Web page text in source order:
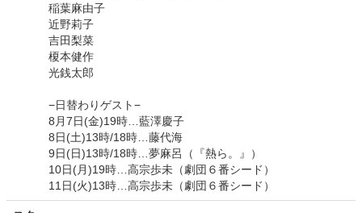
稲葉麻由子
近野莉子
吉田梨菜
榎本健作
光銭太郎
−日替わりゲスト−
8月7日(金)19時…藍澤慶子
8日(土)13時/18時…藤代海
9日(日)13時/18時…夢麻呂（『熱ら。』）
10日(月)19時…高宗歩未（劇団６番シード）
11日(火)13時…高宗歩未（劇団６番シード）